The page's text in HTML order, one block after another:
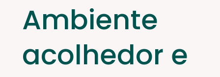
Ambiente
acolhedor e